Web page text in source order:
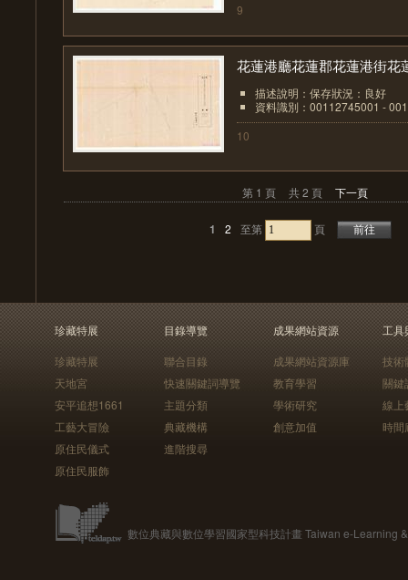
9
花蓮港廳花蓮郡花蓮港街花
描述說明：保存狀況：良好
資料識別：00112745001 -
10
第 1 頁 共 2 頁 下一頁
1 2 至第 頁
珍藏特展
珍藏特展
天地宮
安平追想1661
工藝大冒險
原住民儀式
原住民服飾
目錄導覽
聯合目錄
快速關鍵詞導覽
主題分類
典藏機構
進階搜尋
成果網站資源
成果網站資源庫
教育學習
學術研究
創意加值
工具
技術
關鍵
線上
時間
數位典藏與數位學習國家型科技計畫 Taiwan e-Learning